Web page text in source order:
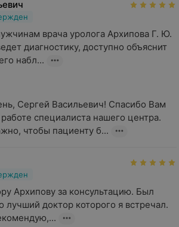
врача уролога Архипова Г. Ю.
диагностику, доступно объяснит
набл...
Сергей Васильевич! Спасибо Вам
работе специалиста нашего центра.
чтобы пациенту б...
Архипову за консультацию. Был
лучший доктор которого я встречал.